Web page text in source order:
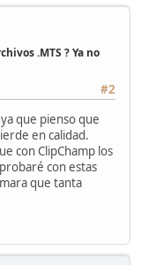
.MTS ? Ya no
#2
que pienso que
en calidad.
con ClipChamp los
con estas
que tanta